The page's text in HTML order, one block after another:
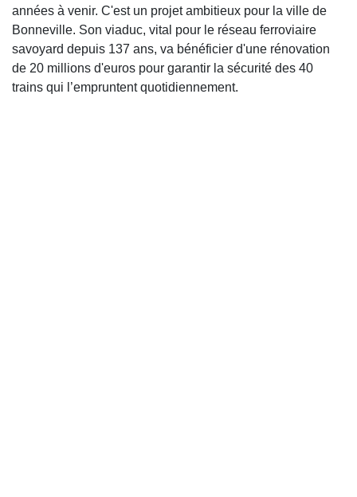
années à venir. C'est un projet ambitieux pour la ville de
Bonneville. Son viaduc, vital pour le réseau ferroviaire
savoyard depuis 137 ans, va bénéficier d'une rénovation
de 20 millions d'euros pour garantir la sécurité des 40
trains qui l’empruntent quotidiennement.